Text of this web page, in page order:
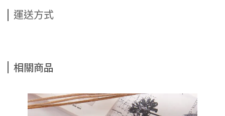
運送方式
相關商品